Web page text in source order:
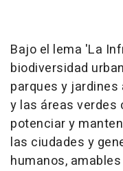
Bajo el lema 'La
biodiversidad
parques y
y las áreas verdes
potenciar y
las ciudades y
humanos,